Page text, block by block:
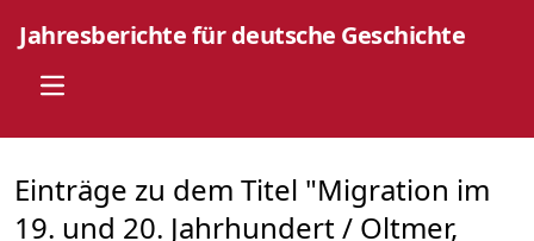
Jahresberichte für deutsche Geschichte
Open main menu
Einträge zu dem Titel "Migration im
19. und 20. Jahrhundert / Oltmer,